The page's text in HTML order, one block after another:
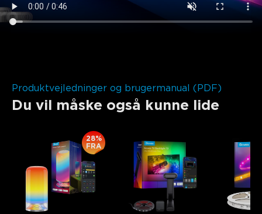
Produktvejledninger og brugermanual (PDF)
Du vil måske også kunne lide
28%
FRA
close